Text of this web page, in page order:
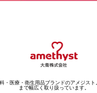
・医療・衛生用品ブランドのアメジス
まで幅広く取り扱っています。